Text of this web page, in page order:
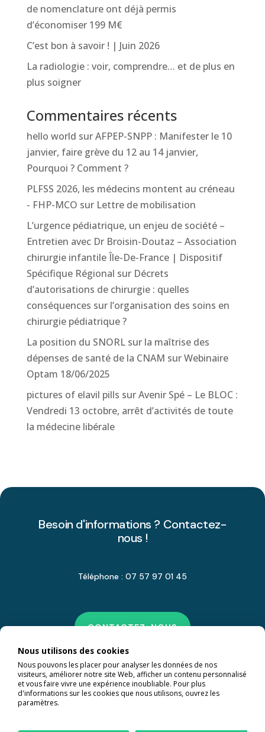
de nomenclature ont déjà permis
d’économiser 199 M€
C’est bon à savoir ! | Juin 2026
La radiologie : voir, comprendre… et de plus en
plus soigner
Commentaires récents
hello world surAFPEP-SNPP : Manifester le 10
janvier, faire grève du 12 au 14 janvier,
Pourquoi ? Comment ?
PLFSS 2026, les médecins montent au créneau
- FHP-MCO sur Lettre de mobilisation
L’urgence pédiatrique, un enjeu de société –
Entretien avec Dr Broisin-Doutaz – Association
chirurgie infantile Île-De-France | Dispositif
Spécifique Régional sur Décrets
d’autorisations de chirurgie : quelles
conséquences sur l’organisation des soins en
chirurgie pédiatrique ?
La position du SNORL sur la maîtrise des
dépenses de santé de la CNAM surWebinaire
Optam 18/06/2025
pictures of elavil pills surAvenir Spé – Le BLOC :
Vendredi 13 octobre, arrêt d’activités de toute
la médecine libérale
Besoin d'informations ? Contactez-
nous !
Téléphone : 07 57 97 01 45
CONTACTEZ-NOUS
Nous utilisons des cookies
Nous pouvons les placer pour analyser les données de nos
visiteurs, améliorer notre site Web, afficher un contenu personnalisé
et vous faire vivre une expérience inoubliable. Pour plus
d'informations sur les cookies que nous utilisons, ouvrez les
paramètres.